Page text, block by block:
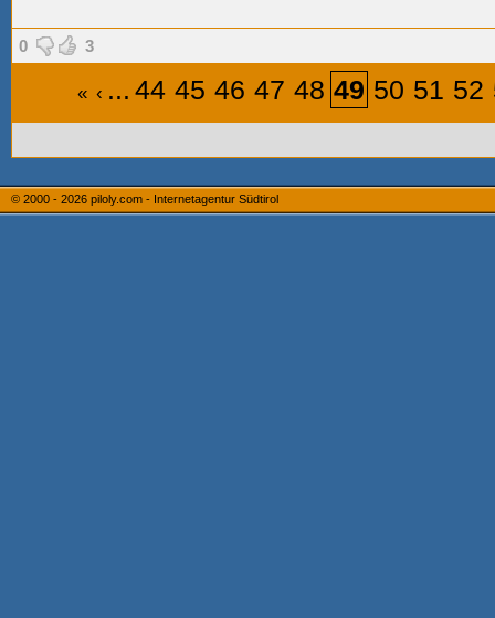
0 3
« ‹ ... 44 45 46 47 48 49 50 51 52
© 2000 - 2026 piloly.com - Internetagentur Südtirol